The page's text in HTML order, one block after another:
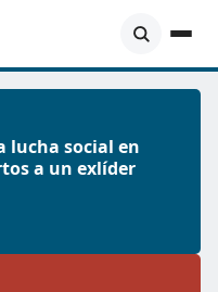
lucha social en
a un exlíder